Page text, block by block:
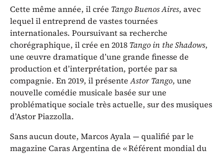
Cette même année, il crée Tango Buenos Aires, avec
lequel il entreprend de vastes tournées
internationales. Poursuivant sa recherche
chorégraphique, il crée en 2018 Tango in the Shadows,
une œuvre dramatique d’une grande finesse de
production et d’interprétation, portée par sa
compagnie. En 2019, il présenteAstor Tango, une
nouvelle comédie musicale basée sur une
problématique sociale très actuelle, sur des musiques
d’Astor Piazzolla.
Sans aucun doute, Marcos Ayala — qualifié par le
magazine Caras Argentina de « Référent mondial du